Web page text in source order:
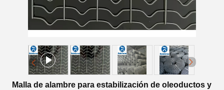
Malla de alambre para estabilización de oleoductos y